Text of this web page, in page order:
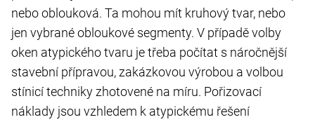
nebo oblouková. Ta mohou mít kruhový tvar, nebo
jen vybrané obloukové segmenty. V případě volby
oken atypického tvaru je třeba počítat s náročnější
stavební přípravou, zakázkovou výrobou a volbou
stínicí techniky zhotovené na míru. Pořizovací
náklady jsou vzhledem k atypickému řešení